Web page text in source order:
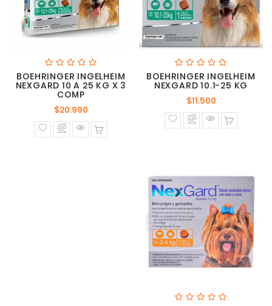
BOEHRINGER INGELHEIM
NEXGARD 10 A 25 KG X 3
COMP
$20.990
normal
BOEHRINGER INGELHEIM
NEXGARD 10.1-25 KG
$11.500Precio
normal